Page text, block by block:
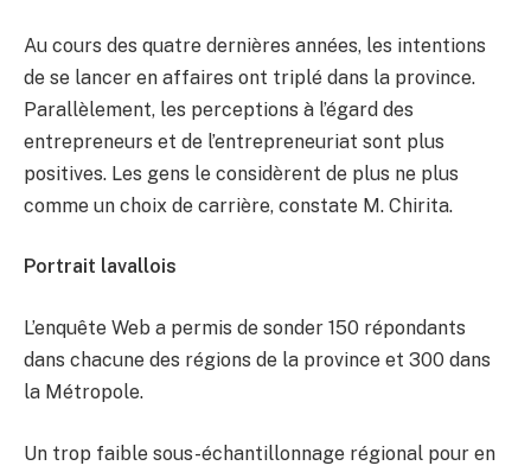
Au cours des quatre dernières années, les intentions
de se lancer en affaires ont triplé dans la province.
Parallèlement, les perceptions à l’égard des
entrepreneurs et de l’entrepreneuriat sont plus
positives. Les gens le considèrent de plus ne plus
comme un choix de carrière, constate M. Chirita.
Portrait lavallois
L’enquête Web a permis de sonder 150 répondants
dans chacune des régions de la province et 300 dans
la Métropole.
Un trop faible sous-échantillonnage régional pour en